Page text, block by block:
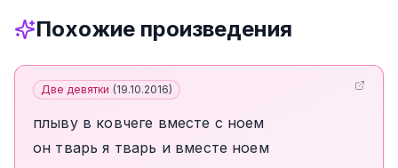
Похожие произведения
Две девятки (19.10.2016)
плыву в ковчеге вместе с ноем
он тварь я тварь и вместе ноем